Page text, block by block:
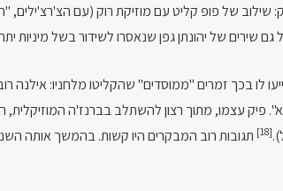
שילוב של פופ קליט עם מוזיקת רוק (עם
שירים של יהונתן גפן שנאסרו לשידור בשל מיניות
לו בכך זמרים "ממוסדים" שהקליטו מלחניו:
[18]
תגובות רוב המבקרים היו קשות. בהמשך אותה